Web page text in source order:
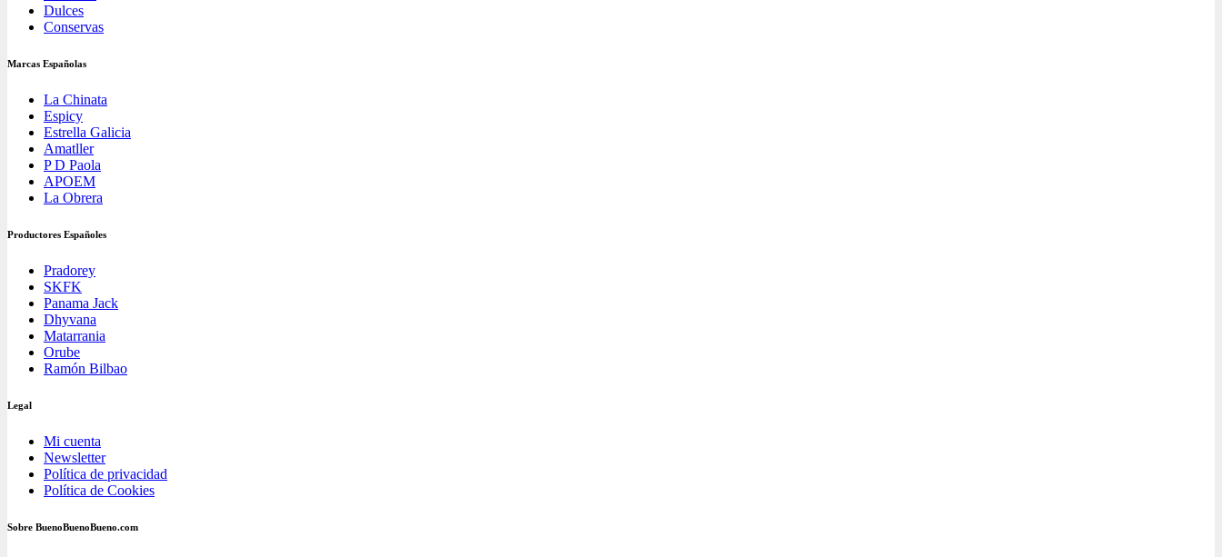
Dulces
Conservas
Marcas Españolas
La Chinata
Espicy
Estrella Galicia
Amatller
P D Paola
APOEM
La Obrera
Productores Españoles
Pradorey
SKFK
Panama Jack
Dhyvana
Matarrania
Orube
Ramón Bilbao
Legal
Mi cuenta
Newsletter
Política de privacidad
Política de Cookies
Sobre BuenoBuenoBueno.com